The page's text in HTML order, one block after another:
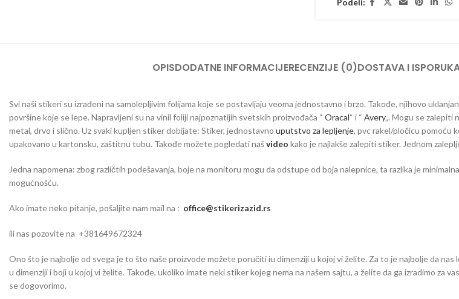
OPISDODATNE INFORMACIJERECENZIJE (0)DOSTAVA I
Svi naši stikeri su izrađeni na samolepljivim folijama koje se postavljaju veoma jednostavno i brzo. Takođe, njihovo
površine koje se lepe. Napravljeni su na vinil foliji najpoznatijih svetskih proizvođača “ Oracal“ i “ Avery„. Mogu se zalepiti
metal, drvo i slično. Uz svaki kupljen stiker dobijate: Stiker, jednostavno uputstvo za lepljenje, pvc rakel/pločicu pomoću
upakovano u kartonsku, zaštitnu tubu. Takođe možete pogledati našvideo kako je najlakše zalepiti stiker. Jednom
Jedna napomena: zbog različtih podešavanja, boje na monitoru mogu da odstupe od boja nalepnice, ta razlika je
mogućnošću.
Ako imate neko pitanje, pošaljite nam mail na : office@stikerizazid.rs
ili nas pozovite na +381649672324
Ono što je najbolje od svega je to što naše proizvode možete poručiti iu dimenziji u kojoj vi želite. Za to je najbolje da
u dimenziji i boji u kojoj vi želite. Takođe, ukoliko imate neki stiker kojeg nema na našem sajtu, a želite da ga izradimo za
se dogovorimo.